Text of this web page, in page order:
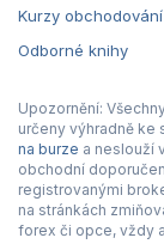
Kurzy
Odborné knihy
Upozornění:
určeny výhradně ke
na burze a neslouží
obchodní
registrovanými
na stránkách
forex či opce, vždy